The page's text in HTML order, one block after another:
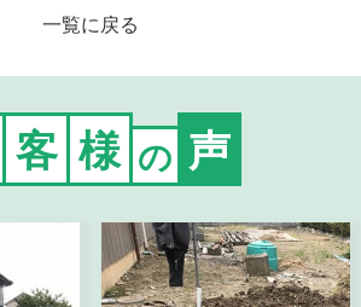
一覧に戻る
客 様 の 声